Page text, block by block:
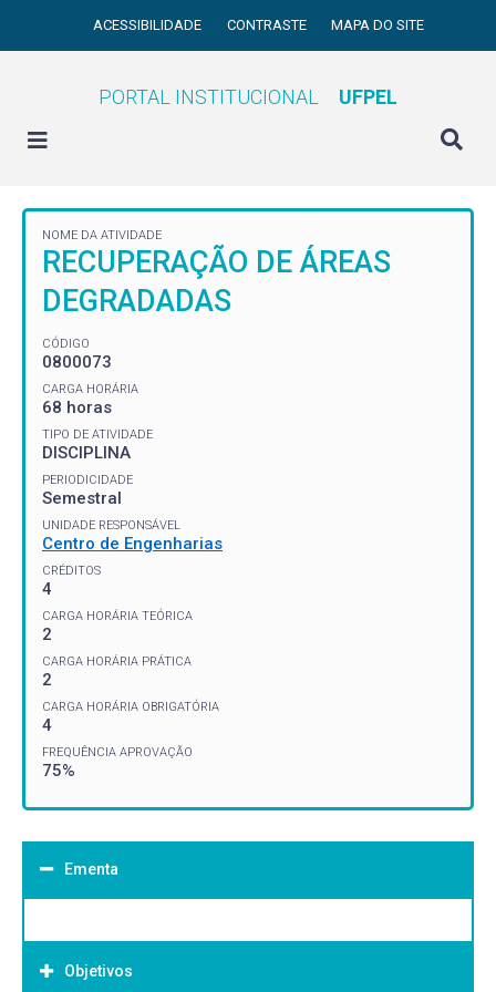
ACESSIBILIDADE CONTRASTE MAPA DO SITE
PORTAL INSTITUCIONAL UFPEL
NOME DA ATIVIDADE
RECUPERAÇÃO DE ÁREAS
DEGRADADAS
CÓDIGO
0800073
CARGA HORÁRIA
68 horas
TIPO DE ATIVIDADE
DISCIPLINA
PERIODICIDADE
Semestral
UNIDADE RESPONSÁVEL
Centro de Engenharias
CRÉDITOS
4
CARGA HORÁRIA TEÓRICA
2
CARGA HORÁRIA PRÁTICA
2
CARGA HORÁRIA OBRIGATÓRIA
4
FREQUÊNCIA APROVAÇÃO
75%
Ementa
Objetivos